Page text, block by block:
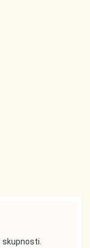
skupnosti.